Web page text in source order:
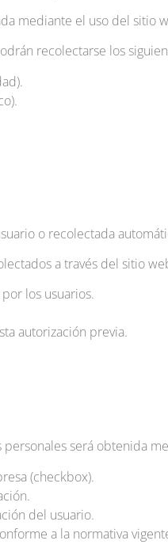
mediante el uso del sitio
recolectarse los
o recolectada
a través del sitio
los usuarios.
autorización previa.
será obtenida
(checkbox).
del usuario.
a la normativa